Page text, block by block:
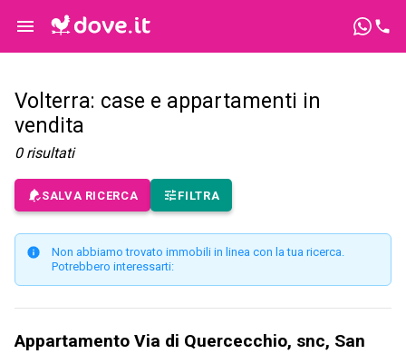
Volterra: case e appartamenti in
vendita
0 risultati
SALVA RICERCA FILTRA
Non abbiamo trovato immobili in linea con la tua ricerca.
Potrebbero interessarti:
Appartamento Via di Quercecchio, snc, San